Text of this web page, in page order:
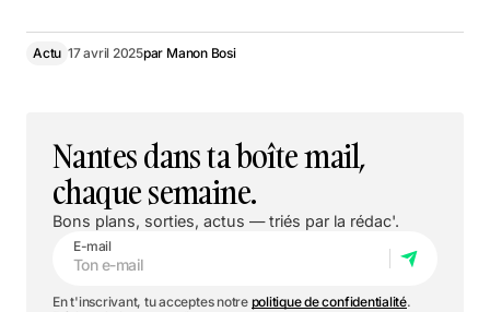
Actu 17 avril 2025par Manon Bosi
Nantes dans ta boîte mail,
chaque semaine.
Bons plans, sorties, actus — triés par la rédac'.
E-mail
En t'inscrivant, tu acceptes notre politique de confidentialité.